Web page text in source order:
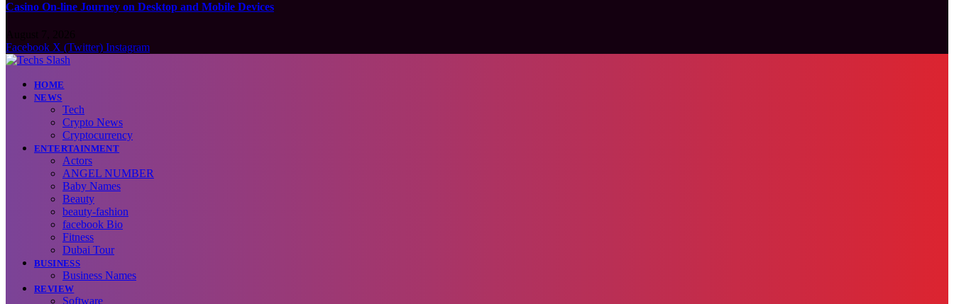
Casino On-line Journey on Desktop and Mobile Devices
Facebook X (Twitter) Instagram
HOME
NEWS
Tech
Crypto News
Cryptocurrency
ENTERTAINMENT
Actors
ANGEL NUMBER
Baby Names
Beauty
beauty-fashion
facebook Bio
Fitness
Dubai Tour
BUSINESS
Business Names
REVIEW
Software